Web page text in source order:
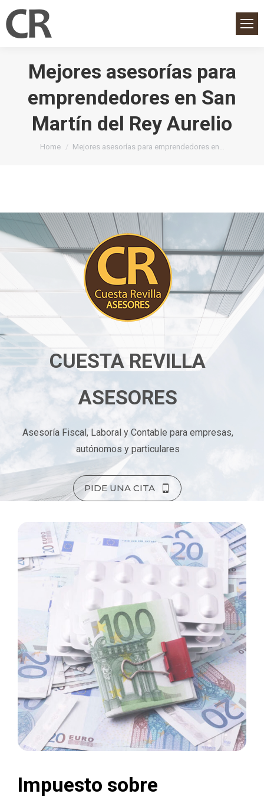
Mejores asesorías para
emprendedores en San
Martín del Rey Aurelio
You are here:
Home Mejores asesorías para emprendedores en…
CUESTA REVILLA
ASESORES
Asesoría Fiscal, Laboral y Contable para empresas,
autónomos y particulares
PIDE UNA CITA
Impuesto sobre